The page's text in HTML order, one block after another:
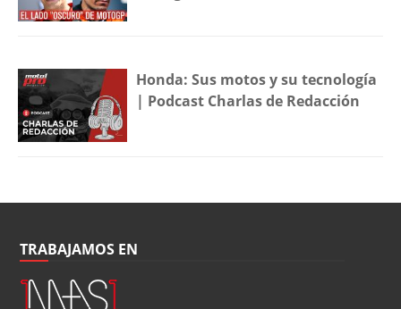
Honda: Sus motos y su tecnología
| Podcast Charlas de Redacción
TRABAJAMOS EN